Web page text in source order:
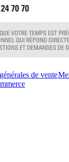
de vente